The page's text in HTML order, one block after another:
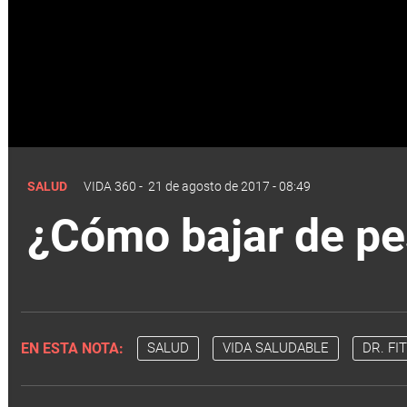
SALUD VIDA 360 - 21 de agosto de 2017 - 08:49
¿Cómo bajar de
EN ESTA NOTA: SALUD VIDA SALUDABLE DR. FIT